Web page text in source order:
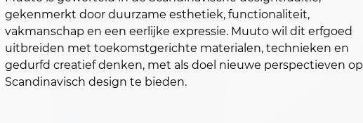
gekenmerkt door duurzame esthetiek, functionaliteit,
vakmanschap en een eerlijke expressie. Muuto wil dit erfgoed
uitbreiden met toekomstgerichte materialen, technieken en
gedurfd creatief denken, met als doel nieuwe perspectieven op
Scandinavisch design te bieden.